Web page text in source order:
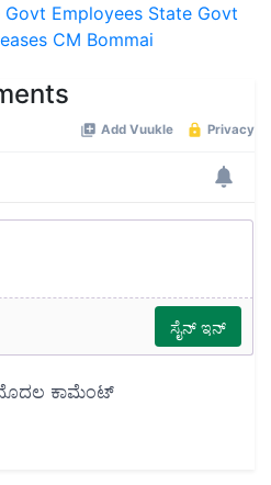
Govt Employees State Govt
CM Bommai